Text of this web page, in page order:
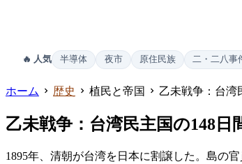
🔥 人気 半導体 夜市 原住民族 二・二八事
ホーム 歴史 植民と帝国 乙未戦争：台湾
乙未戦争：台湾民主国の148日
1895年、清朝が台湾を日本に割譲した。島の